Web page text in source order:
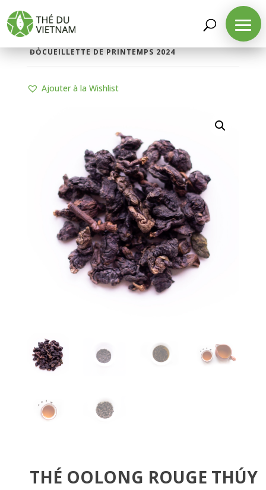
LA BOUTIQUE
ĐỎCUEILLETTE DE PRINTEMPS 2024
Ajouter à la Wishlist
THÉ OOLONG ROUGE THÚY